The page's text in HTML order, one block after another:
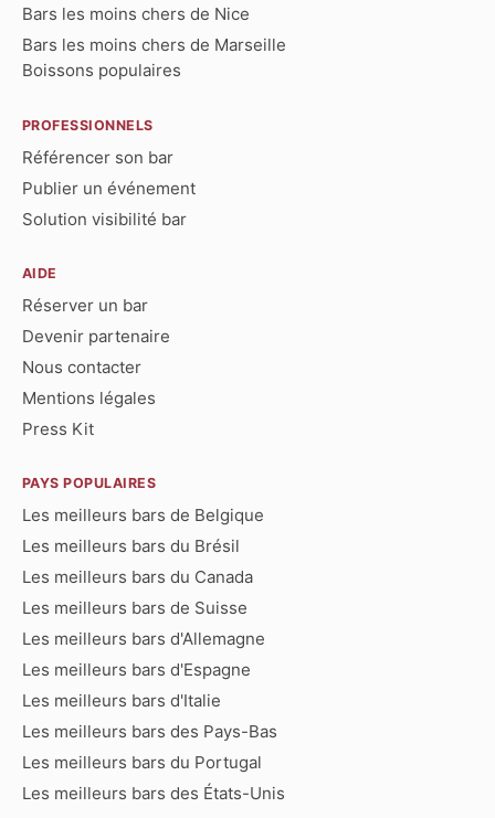
Bars les moins chers de Nice
Bars les moins chers de Marseille
Boissons populaires
PROFESSIONNELS
Référencer son bar
Publier un événement
Solution visibilité bar
AIDE
Réserver un bar
Devenir partenaire
Nous contacter
Mentions légales
Press Kit
PAYS POPULAIRES
Les meilleurs bars de Belgique
Les meilleurs bars du Brésil
Les meilleurs bars du Canada
Les meilleurs bars de Suisse
Les meilleurs bars d'Allemagne
Les meilleurs bars d'Espagne
Les meilleurs bars d'Italie
Les meilleurs bars des Pays-Bas
Les meilleurs bars du Portugal
Les meilleurs bars des États-Unis